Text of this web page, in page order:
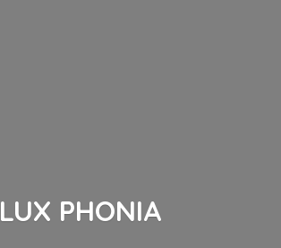
LUX PHONIA